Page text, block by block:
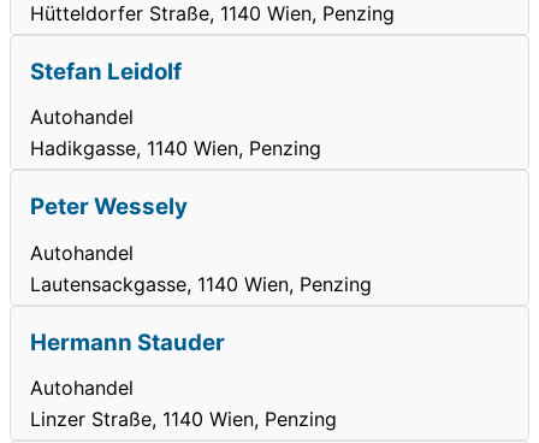
Hütteldorfer Straße, 1140 Wien, Penzing
Stefan Leidolf
Autohandel
Hadikgasse, 1140 Wien, Penzing
Peter Wessely
Autohandel
Lautensackgasse, 1140 Wien, Penzing
Hermann Stauder
Autohandel
Linzer Straße, 1140 Wien, Penzing